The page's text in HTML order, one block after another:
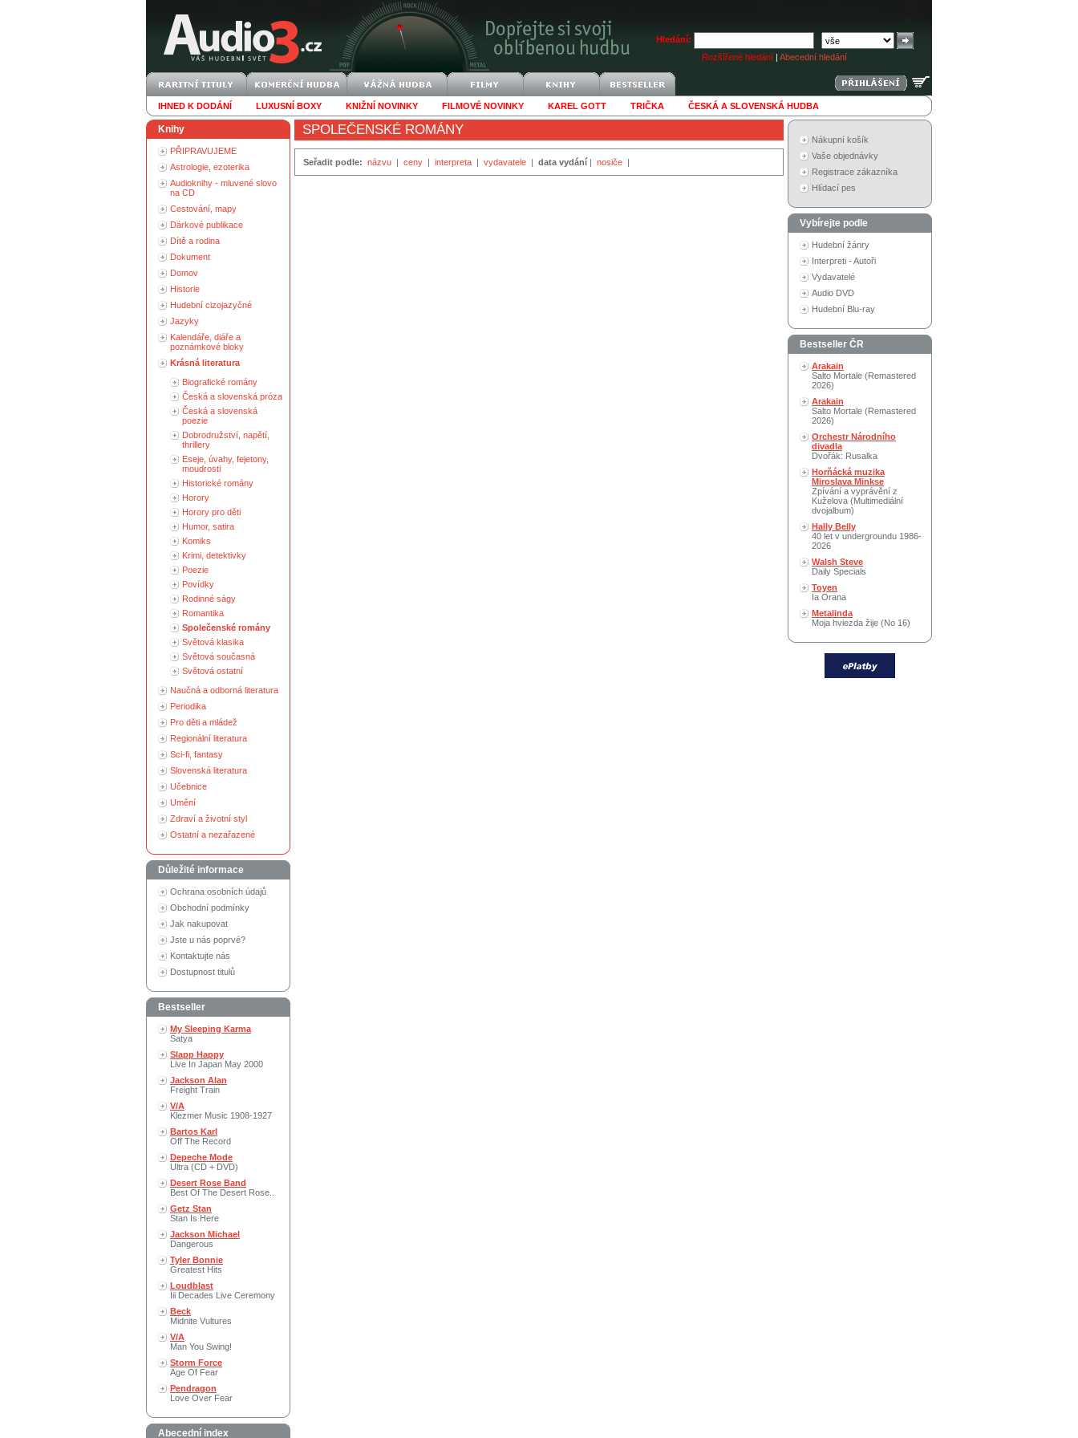
Hledání:
Rozšířené hledání | Abecední hledání
IHNED K DODÁNÍ LUXUSNÍ BOXY KNIŽNÍ NOVINKY FILMOVÉ NOVINKY KAREL GOTT TRIČKA ČESKÁ A SLOVENSKÁ HUDBA
Knihy
PŘIPRAVUJEME
Astrologie, ezoterika
Audioknihy - mluvené slovo
na CD
Cestování, mapy
Dárkové publikace
Dítě a rodina
Dokument
Domov
Historie
Hudební cizojazyčné
Jazyky
Kalendáře, diáře a
poznámkové bloky
Krásná literatura
Biografické romány
Česká a slovenská próza
Česká a slovenská
poezie
Dobrodružství, napětí,
thrillery
Eseje, úvahy, fejetony,
moudrosti
Historické romány
Horory
Horory pro děti
Humor, satira
Komiks
Krimi, detektivky
Poezie
Povídky
Rodinné ságy
Romantika
Společenské romány
Světová klasika
Světová současná
Světová ostatní
Naučná a odborná literatura
Periodika
Pro děti a mládež
Regionální literatura
Sci-fi, fantasy
Slovenská literatura
Učebnice
Umění
Zdraví a životní styl
Ostatní a nezařazené
Důležité informace
Ochrana osobních údajů
Obchodní podmínky
Jak nakupovat
Jste u nás poprvé?
Kontaktujte nás
Dostupnost titulů
Bestseller
My Sleeping Karma
Satya
Slapp Happy
Live In Japan May 2000
Jackson Alan
Freight Train
V/A
Klezmer Music 1908-1927
Bartos Karl
Off The Record
Depeche Mode
Ultra (CD + DVD)
Desert Rose Band
Best Of The Desert Rose..
Getz Stan
Stan Is Here
Jackson Michael
Dangerous
Tyler Bonnie
Greatest Hits
Loudblast
Iii Decades Live Ceremony
Beck
Midnite Vultures
V/A
Man You Swing!
Storm Force
Age Of Fear
Pendragon
Love Over Fear
Abecední index
SPOLEČENSKÉ ROMÁNY
Seřadit podle: názvu | ceny | interpreta | vydavatele | data vydání | nosiče |
Nákupní košík
Vaše objednávky
Registrace zákazníka
Hlídací pes
Vybírejte podle
Hudební žánry
Interpreti - Autoři
Vydavatelé
Audio DVD
Hudební Blu-ray
Bestseller ČR
Arakain
Salto Mortale (Remastered
2026)
Arakain
Salto Mortale (Remastered
2026)
Orchestr Národního
divadla
Dvořák: Rusalka
Horňácká muzika
Miroslava Minkse
Zpívání a vyprávění z
Kuželova (Multimediální
dvojalbum)
Hally Belly
40 let v undergroundu 1986-
2026
Walsh Steve
Daily Specials
Toyen
Ia Orana
Metalinda
Moja hviezda žije (No 16)